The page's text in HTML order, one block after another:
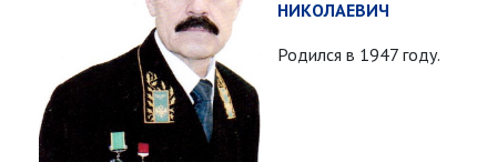
НИКОЛАЕВИЧ
Родился в 1947 году.